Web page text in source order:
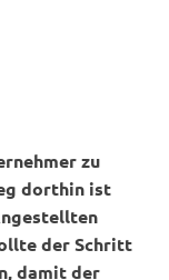
zu
dorthin ist
der Schritt
damit der